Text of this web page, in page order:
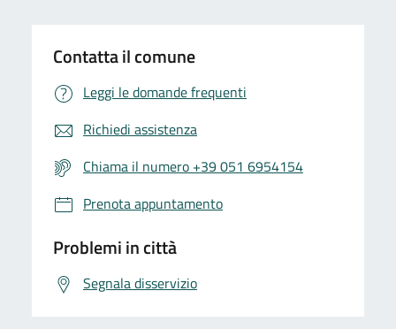
Contatta il comune
Leggi le domande frequenti
Richiedi assistenza
Chiama il numero +39 051 6954154
Prenota appuntamento
Problemi in città
Segnala disservizio